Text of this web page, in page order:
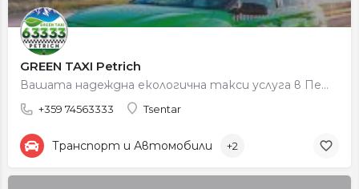
GREEN TAXI Petrich
Вашата надеждна екологична такси услуга в Петрич. Бързо пристигане, справедливи цени, 100% зелени автомобили.
+359 74563333 Tsentar
Транспорт и Автомобили +2